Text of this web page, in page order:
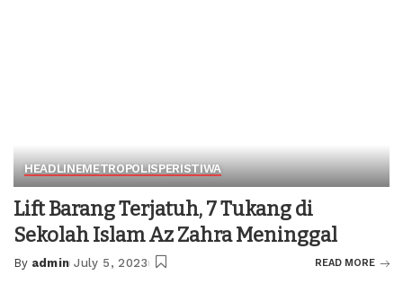
HEADLINEMETROPOLISPERISTIWA
Lift Barang Terjatuh, 7 Tukang di
Sekolah Islam Az Zahra Meninggal
Posted
By admin July 5, 2023 READ MORE